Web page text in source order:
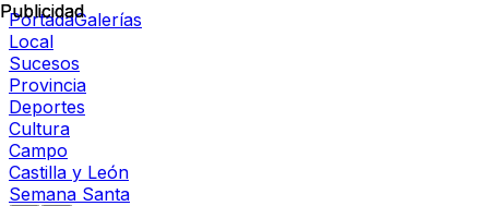
PortadaGalerías
Local
Sucesos
Provincia
Deportes
Cultura
Campo
Castilla y León
Semana Santa
Publicidad
Publicidad